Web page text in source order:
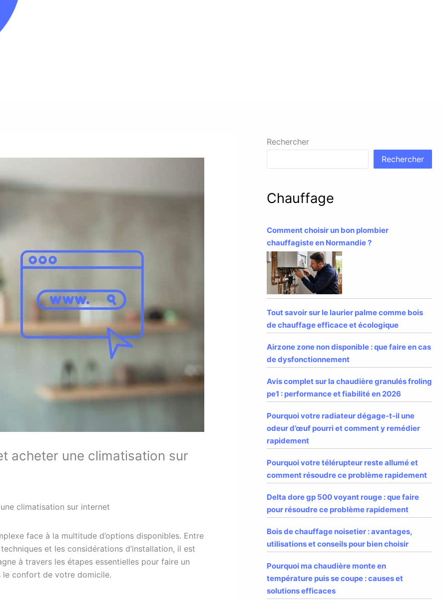
acheter une climatisation sur
climatisation sur internet
face à la multitude d’options disponibles. Entre
et les considérations d’installation, il est
à travers les étapes essentielles pour faire un
le confort de votre domicile.
Rechercher
Rechercher
Chauffage
Comment choisir un bon plombier
chauffagiste en Normandie ?
Tout savoir sur le laurier palme comme bois
de chauffage efficace et écologique
Airzone zone non disponible : que faire en cas
de dysfonctionnement
Avis complet sur la chaudière granulés froling
pe1 : performance et fiabilité en 2026
Pourquoi votre radiateur dégage-t-il une
odeur d’œuf pourri et comment y remédier
rapidement
Pourquoi votre télérupteur reste allumé et
comment résoudre ce problème rapidement
Delta dore gp 500 voyant rouge : que faire
pour résoudre ce problème rapidement
Bois de chauffage noisetier : avantages,
utilisations et conseils pour bien choisir
Pourquoi ma chaudière monte en
température puis se coupe : causes et
solutions efficaces